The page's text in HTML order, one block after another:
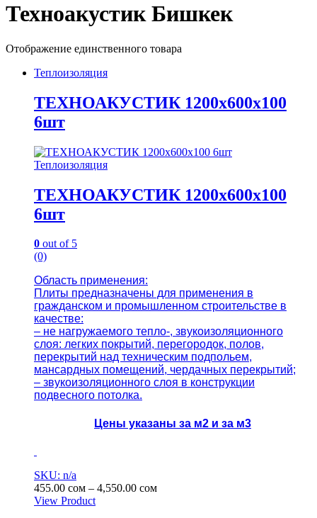
Техноакустик Бишкек
Отображение единственного товара
Теплоизоляция
ТЕХНОАКУСТИК 1200х600х100
6шт
Теплоизоляция
ТЕХНОАКУСТИК 1200х600х100
6шт
0 out of 5
(0)
Область применения:
Плиты предназначены для применения в
гражданском и промышленном строительстве в
качестве:
– не нагружаемого тепло-, звукоизоляционного
слоя: легких покрытий, перегородок, полов,
перекрытий над техническим подпольем,
мансардных помещений, чердачных перекрытий;
– звукоизоляционного слоя в конструкции
подвесного потолка.
Цены указаны за м2 и за м3
SKU: n/a
455.00 сом – 4,550.00 сомДиапазон
View Product